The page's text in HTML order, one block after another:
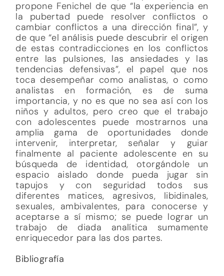
propone Fenichel de que “la experiencia en
la pubertad puede resolver conflictos o
cambiar conflictos a una dirección final”, y
de que “el análisis puede descubrir el origen
de estas contradicciones en los conflictos
entre las pulsiones, las ansiedades y las
tendencias defensivas”, el papel que nos
toca desempeñar como analistas, o como
analistas en formación, es de suma
importancia, y no es que no sea así con los
niños y adultos, pero creo que el trabajo
con adolescentes puede mostrarnos una
amplia gama de oportunidades donde
intervenir, interpretar, señalar y guiar
finalmente al paciente adolescente en su
búsqueda de identidad, otorgándole un
espacio aislado donde pueda jugar sin
tapujos y con seguridad todos sus
diferentes matices, agresivos, libidinales,
sexuales, ambivalentes, para conocerse y
aceptarse a sí mismo; se puede lograr un
trabajo de diada analítica sumamente
enriquecedor para las dos partes.
Bibliografía